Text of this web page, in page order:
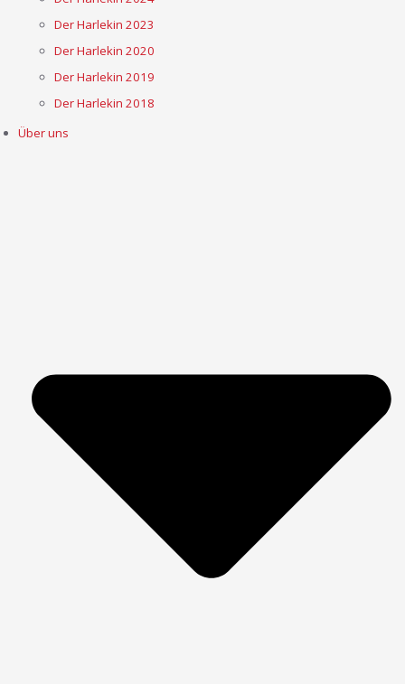
Der Harlekin 2023
Der Harlekin 2020
Der Harlekin 2019
Der Harlekin 2018
Über uns